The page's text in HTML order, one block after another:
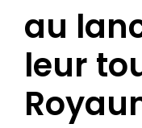
au
leur